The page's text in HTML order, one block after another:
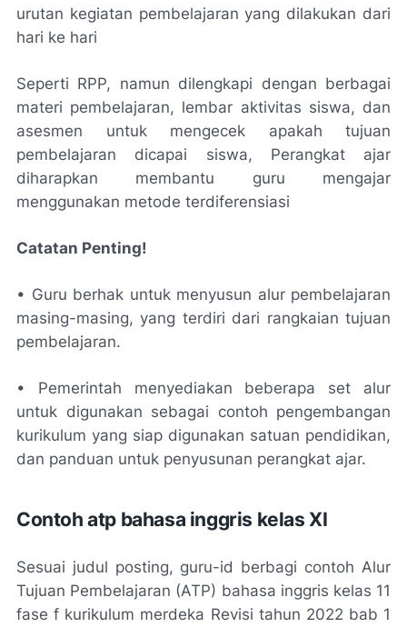
urutan kegiatan pembelajaran yang dilakukan dari
hari ke hari
Seperti RPP, namun dilengkapi dengan berbagai
materi pembelajaran, lembar aktivitas siswa, dan
asesmen untuk mengecek apakah tujuan
pembelajaran dicapai siswa, Perangkat ajar
diharapkan membantu guru mengajar
menggunakan metode terdiferensiasi
Catatan Penting!
• Guru berhak untuk menyusun alur pembelajaran
masing-masing, yang terdiri dari rangkaian tujuan
pembelajaran.
• Pemerintah menyediakan beberapa set alur
untuk digunakan sebagai contoh pengembangan
kurikulum yang siap digunakan satuan pendidikan,
dan panduan untuk penyusunan perangkat ajar.
Contoh atp bahasa inggris kelas XI
Sesuai judul posting, guru-id berbagi contoh Alur
Tujuan Pembelajaran (ATP) bahasa inggris kelas 11
fase f kurikulum merdeka Revisi tahun 2022 bab 1